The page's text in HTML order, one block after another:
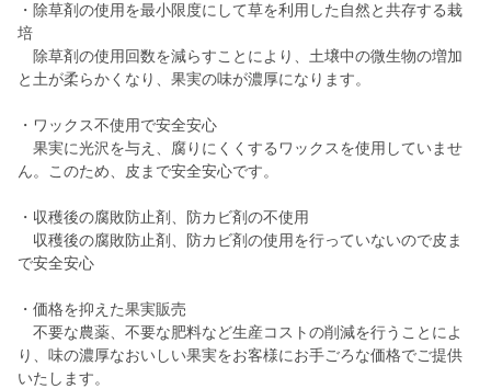
・除草剤の使用を最小限度にして草を利用した自然と共存する栽
培
除草剤の使用回数を減らすことにより、土壌中の微生物の増加
と土が柔らかくなり、果実の味が濃厚になります。
・ワックス不使用で安全安心
果実に光沢を与え、腐りにくくするワックスを使用していませ
ん。このため、皮まで安全安心です。
・収穫後の腐敗防止剤、防カビ剤の不使用
収穫後の腐敗防止剤、防カビ剤の使用を行っていないので皮ま
で安全安心
・価格を抑えた果実販売
不要な農薬、不要な肥料など生産コストの削減を行うことによ
り、味の濃厚なおいしい果実をお客様にお手ごろな価格でご提供
いたします。